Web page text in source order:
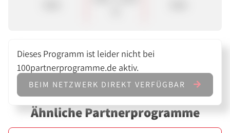
Dieses Programm ist leider nicht bei
100partnerprogramme.de aktiv.
BEIM NETZWERK DIREKT VERFÜGBAR
Ähnliche Partnerprogramme